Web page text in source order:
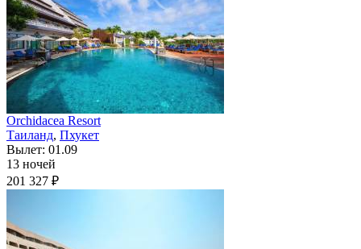
Orchidacea Resort
Таиланд, Пхукет
Вылет: 01.09
13 ночей
201 327 ₽